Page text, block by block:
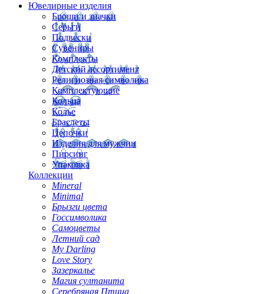
Ювелирные изделия
Броши и значки
Серьги
Подвески
Сувениры
Комплекты
Детский ассортимент
Религиозная символика
Комплектующие
Кольца
Колье
Браслеты
Цепочки
Изделия для мужчин
Пирсинг
Упаковка
Коллекции
Mineral
Minimal
Брызги цвета
Госсимволика
Самоцветы
Летний сад
My Darling
Love Story
Зазеркалье
Магия султанита
Серебряная Птица